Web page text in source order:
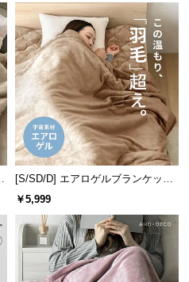
[S/SD/D] エアロゲルブランケット
140×200cm
￥5,999